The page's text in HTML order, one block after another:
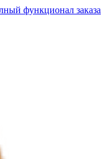
функционал заказа